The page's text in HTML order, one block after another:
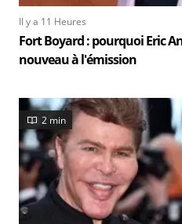
Il y a 11 Heures
Fort Boyard : pourquoi Eric
nouveau à l'émission
2 min